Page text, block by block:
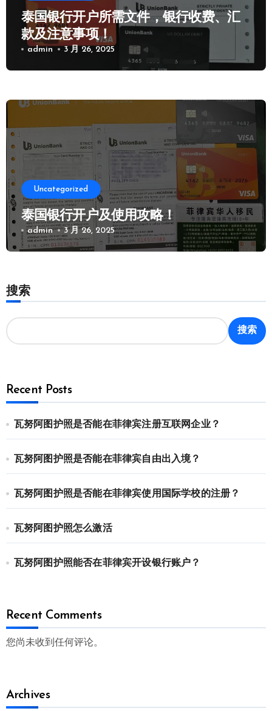
泰国银行开户所需文件，银行收费、汇
款及注意事项！
admin 3 月 26, 2025
Uncategorized
泰国银行开户及使用攻略！
admin 3 月 26, 2025
搜索
搜索
Recent Posts
瓦努阿图护照是否能在菲律宾注册互联网企业？
瓦努阿图护照是否能在菲律宾自由出入境？
瓦努阿图护照是否能在菲律宾使用国际学校的注册？
瓦努阿图护照怎么激活
瓦努阿图护照能否在菲律宾开设银行账户？
Recent Comments
您尚未收到任何评论。
Archives